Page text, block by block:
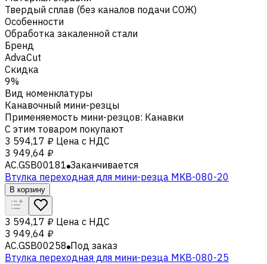
Твердый сплав (без каналов подачи СОЖ)
Особенности
Обработка закаленной стали
Бренд
AdvaCut
Скидка
9%
Вид номенклатуры
Канавочный мини-резцы
Применяемость мини-резцов: Канавки
С этим товаром покупают
3 594,17 ₽ Цена с НДС
3 949,64 ₽
AC.GSB00181 Заканчивается
Втулка переходная для мини-резца MKB-080-20
В корзину
3 594,17 ₽ Цена с НДС
3 949,64 ₽
AC.GSB00258 Под заказ
Втулка переходная для мини-резца MKB-080-25